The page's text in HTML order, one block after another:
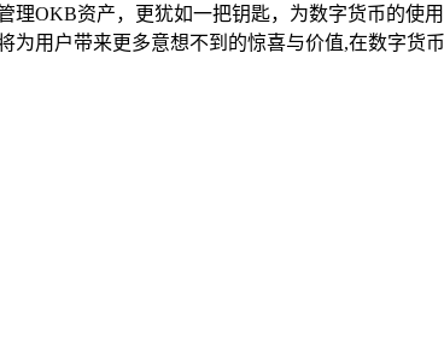
理OKB资产，更犹如一把钥匙，为数字货币的使
为用户带来更多意想不到的惊喜与价值,在数字货